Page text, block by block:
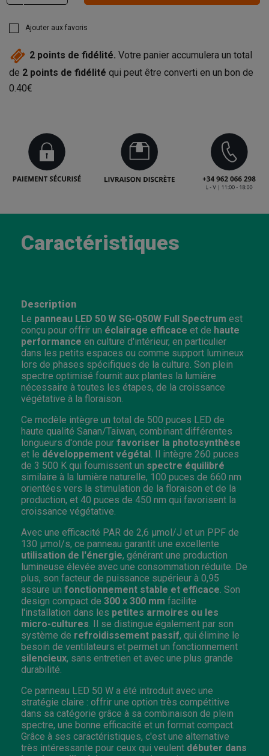
Ajouter aux favoris
2 points de fidélité. Votre panier accumulera un total
de 2 points de fidélité qui peut être converti en un bon de
0.40€
Caractéristiques
Description
Le panneau LED 50 W SG-Q50W Full Spectrum est
conçu pour offrir un éclairage efficace et de haute
performance en culture d'intérieur, en particulier
dans les petits espaces ou comme support lumineux
lors de phases spécifiques de la culture. Son plein
spectre optimisé fournit aux plantes la lumière
nécessaire à toutes les étapes, de la croissance
végétative à la floraison.
Ce modèle intègre un total de 500 puces LED de
haute qualité Sanan/Taiwan, combinant différentes
longueurs d'onde pour favoriser la photosynthèse
et le développement végétal . Il intègre 260 puces
de 3 500 K qui fournissent un spectre équilibré
similaire à la lumière naturelle, 100 puces de 660 nm
orientées vers la stimulation de la floraison et de la
production, et 40 puces de 450 nm qui favorisent la
croissance végétative.
Avec une efficacité PAR de 2,6 µmol/J et un PPF de
130 µmol/s, ce panneau garantit une excellente
utilisation de l'énergie, générant une production
lumineuse élevée avec une consommation réduite. De
plus, son facteur de puissance supérieur à 0,95
assure un fonctionnement stable et efficace . Son
design compact de 300 x 300 mm facilite
l'installation dans les petites armoires ou les
micro-cultures . Il se distingue également par son
système de refroidissement passif, qui élimine le
besoin de ventilateurs et permet un fonctionnement
silencieux, sans entretien et avec une plus grande
durabilité.
Ce panneau LED 50 W a été introduit avec une
stratégie claire : offrir une option très compétitive
dans sa catégorie grâce à sa combinaison de plein
spectre, une bonne efficacité et un format compact.
Grâce à ses caractéristiques, c'est une alternative
très intéressante pour ceux qui veulent débuter dans